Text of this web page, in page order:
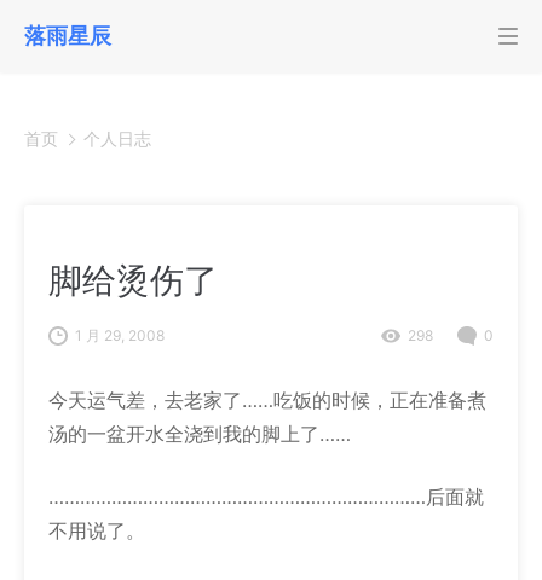
落雨星辰
首页 个人日志
脚给烫伤了
1 月 29, 2008 298 0
今天运气差，去老家了……吃饭的时候，正在准备煮
汤的一盆开水全浇到我的脚上了……
………………………………………………………………后面就
不用说了。